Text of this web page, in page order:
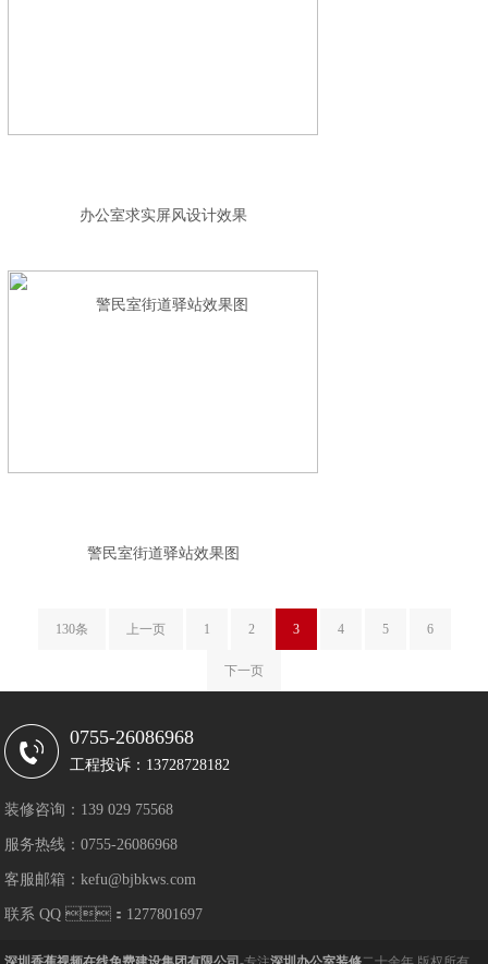
办公室求实屏风设计效果
警民室街道驿站效果图
130条 上一页 1 2 3 4 5 6
下一页
0755-26086968
工程投诉：13728728182
装修咨询：139 029 75568
服务热线：0755-26086968
客服邮箱：kefu@bjbkws.com
联系 QQ ：1277801697